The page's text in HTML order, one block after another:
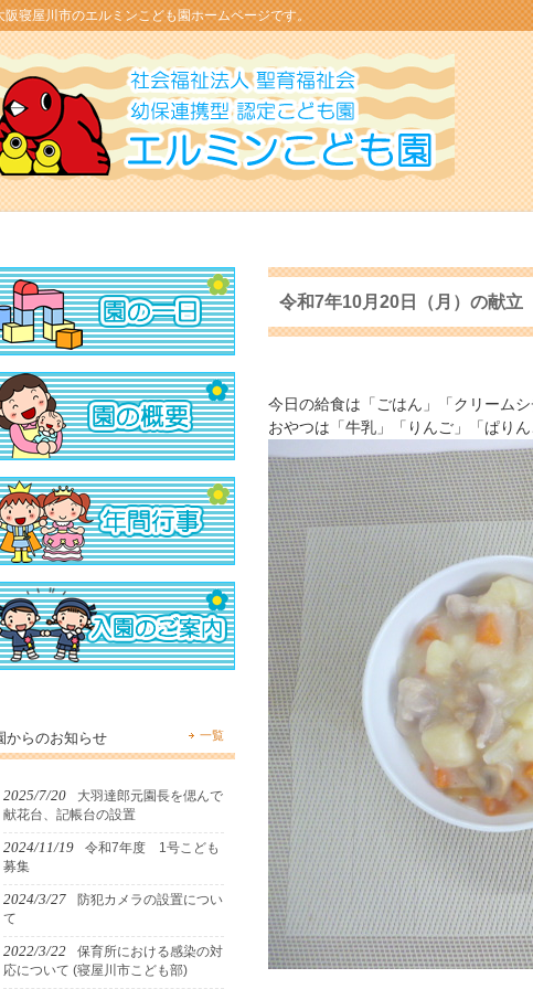
阪寝屋川市のエルミンこども園ホームページです。
令和7年10月20日（月）の献立
今日の給食は「ごはん」「クリーム
おやつは「牛乳」「りんご」「ぱりん
からのお知らせ 一覧
2025/7/20
大羽達郎元園長を偲んで
献花台、記帳台の設置
2024/11/19
令和7年度 1号こども
募集
2024/3/27
防犯カメラの設置につい
て
2022/3/22
保育所における感染の対
応について (寝屋川市こども部)